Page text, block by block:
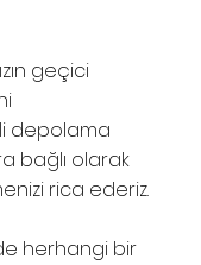
geçici
depolama
bağlı olarak
rica ederiz.
herhangi bir